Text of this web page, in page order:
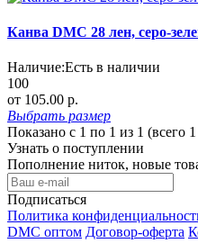
Канва DMC 28 лен, серо-
Наличие:Есть в наличии
100
от 105.00 р.
Выбрать размер
Показано с 1 по 1 из 1 (всего
Узнать о поступлении
Пополнение ниток, новые
Подписаться
Политика
DMC оптом Договор-оферта